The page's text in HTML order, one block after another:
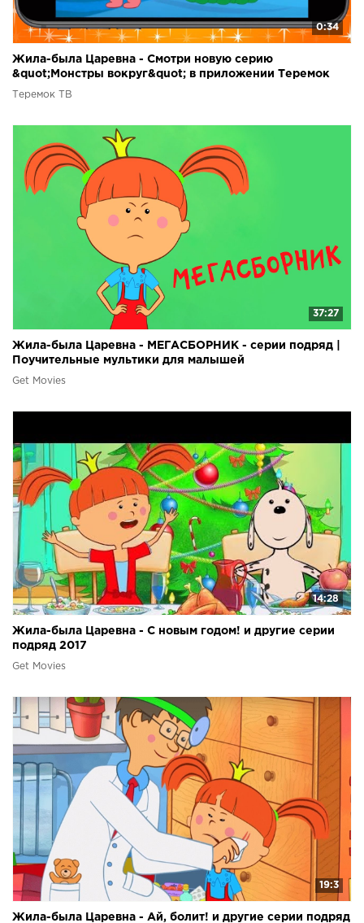
0:34
Жила-была Царевна - Смотри новую серию
&quot;Монстры вокруг&quot; в приложении Теремок
ТВ!
Теремок ТВ
37:27
Жила-была Царевна - МЕГАСБОРНИК - серии подряд |
Поучительные мультики для малышей
Get Movies
14:28
Жила-была Царевна - С новым годом! и другие серии
подряд 2017
Get Movies
19:3
Жила-была Царевна - Ай, болит! и другие серии подряд